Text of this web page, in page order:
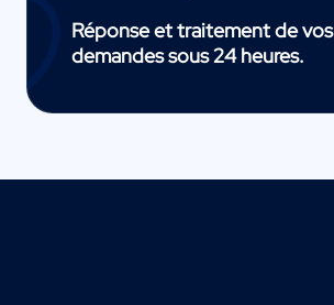
Réponse et traitement de vos
demandes sous 24 heures.